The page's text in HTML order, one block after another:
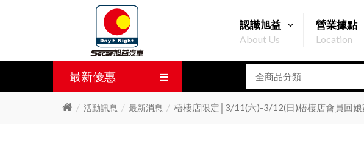
認識旭益
About Us
營業據點
Location
最新優惠
活動訊息 最新消息 梧棲店限定│3/11(六)-3/12(日)梧棲店會員回